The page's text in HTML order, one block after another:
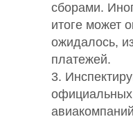
сборами.
итоге может
ожидалось,
платежей.
3.
официальных
авиакомпаний